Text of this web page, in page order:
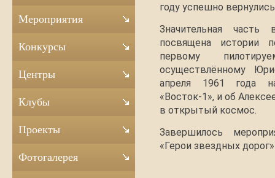
году успешно
Значительная часть
посвящена истории
первому
осуществлённому
апреля 1961 года
«Восток-1», и об
в открытый космос.
Завершилось
«Герои звездных
Мероприятия
Конкурсы
Центры
Клубы
Проекты
Фотогалерея